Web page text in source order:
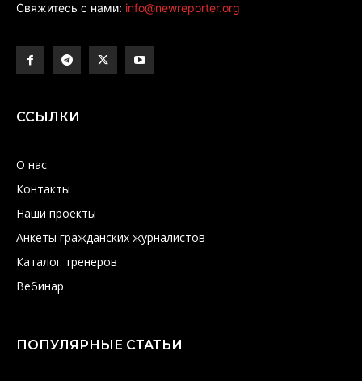
Свяжитесь с нами: info@newreporter.org
ССЫЛКИ
О нас
Контакты
Наши проекты
Анкеты гражданских журналистов
Каталог тренеров
Вебинар
ПОПУЛЯРНЫЕ СТАТЬИ